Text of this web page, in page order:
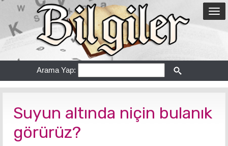
Arama Yap:
Suyun altında niçin bulanık
görürüz?